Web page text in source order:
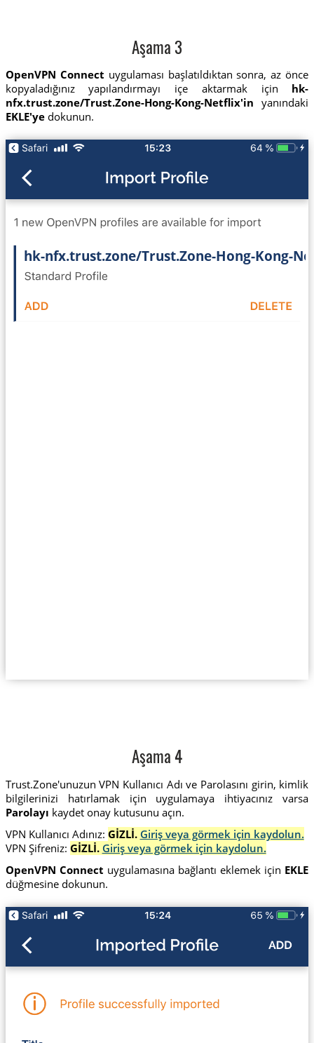
Aşama 3
OpenVPN Connect uygulaması başlatıldıktan sonra, az önce
kopyaladığınız yapılandırmayı içe aktarmak için hk-
nfx.trust.zone/Trust.Zone-Hong-Kong-Netflix'in yanındaki
EKLE'yedokunun.
hk-nfx.trust.zone/Trust.Zone-Hong-Kong-
Aşama 4
Trust.Zone'unuzun VPN Kullanıcı Adı ve Parolasını girin, kimlik
bilgilerinizi hatırlamak için uygulamaya ihtiyacınız varsa
Parolayı kaydet onay kutusunu açın.
VPN Kullanıcı Adınız: GİZLİ. Giriş veya görmek için kaydolun.
VPN Şifreniz: GİZLİ. Giriş veya görmek için kaydolun.
OpenVPN Connect uygulamasına bağlantı eklemek için EKLE
düğmesine dokunun.